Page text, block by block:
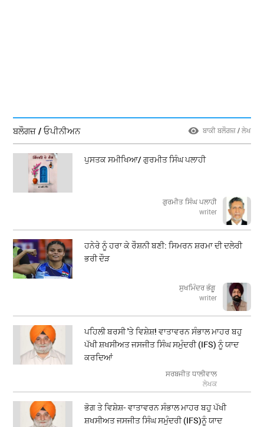
ਬਲੌਗਜ਼ / ਓਪੀਨੀਅਨ ਬਾਕੀ ਬਲੌਗਜ਼ / ਲੇਖ
ਪੁਸਤਕ ਸਮੀਖਿਆ/ ਗੁਰਮੀਤ ਸਿੰਘ ਪਲਾਹੀ
ਗੁਰਮੀਤ ਸਿੰਘ ਪਲਾਹੀ
writer
ਹਨੇਰੇ ਨੂੰ ਹਰਾ ਕੇ ਰੌਸ਼ਨੀ ਬਣੀ: ਸਿਮਰਨ ਸ਼ਰਮਾ ਦੀ ਦਲੇਰੀ
ਭਰੀ ਦੌੜ
ਸੁਖਮਿੰਦਰ ਭੰਗੂ
writer
ਪਹਿਲੀ ਬਰਸੀ 'ਤੇ ਵਿਸ਼ੇਸ਼! ਵਾਤਾਵਰਨ ਸੰਭਾਲ ਮਾਹਰ ਬਹੁ
ਪੱਖੀ ਸ਼ਖਸੀਅਤ ਜਸਜੀਤ ਸਿੰਘ ਸਮੁੰਦਰੀ (IFS) ਨੂੰ ਯਾਦ
ਕਰਦਿਆਂ
ਸਰਬਜੀਤ ਧਾਲੀਵਾਲ
ਲੇਖਕ
ਭੋਗ ਤੇ ਵਿਸ਼ੇਸ਼- ਵਾਤਾਵਰਨ ਸੰਭਾਲ ਮਾਹਰ ਬਹੁ ਪੱਖੀ
ਸ਼ਖਸੀਅਤ ਜਸਜੀਤ ਸਿੰਘ ਸਮੁੰਦਰੀ (IFS)ਨੂੰ ਯਾਦ